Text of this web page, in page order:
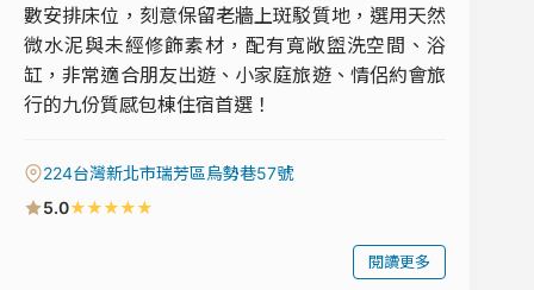
數安排床位，刻意保留老牆上斑駁質地，選用天然
微水泥與未經修飾素材，配有寬敞盥洗空間、浴
缸，非常適合朋友出遊、小家庭旅遊、情侶約會旅
行的九份質感包棟住宿首選！
224台灣新北市瑞芳區烏勢巷57號
5.0★★★★★
閱讀更多